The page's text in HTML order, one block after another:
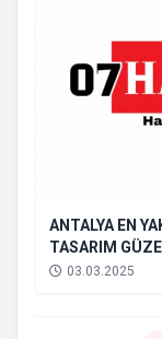
ANTALYA EN
TASARIM
03.03.2025